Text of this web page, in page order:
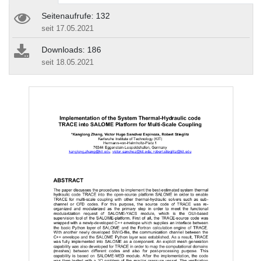
Seitenaufrufe: 132
seit 17.05.2021
Downloads: 186
seit 18.05.2021